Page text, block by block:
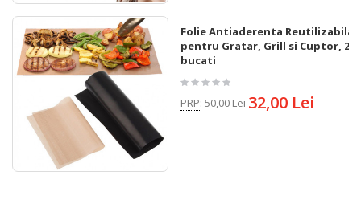
Folie Antiaderenta Reutilizabila
pentru Gratar, Grill si Cuptor, 2
bucati
PRP: 50,00 Lei 32,00 Lei